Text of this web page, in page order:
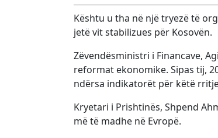
Kështu u tha në një tryezë të
jetë vit stabilizues për Kosovën.
Zëvendësministri i Financave,
reformat ekonomike. Sipas tij,
ndërsa indikatorët për këtë
Kryetari i Prishtinës, Shpend
më të madhe në Evropë.